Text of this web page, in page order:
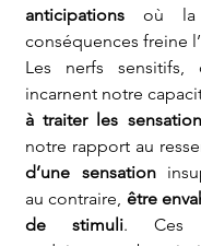
anticipations où la
conséquences freine
Les nerfs sensitifs,
incarnent notre
à traiter les
notre rapport au
d’une sensation
au contraire, être
de stimuli. Ces